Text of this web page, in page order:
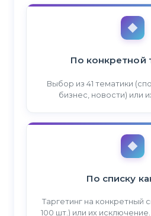
По конкретной
Выбор из 41 тематики
бизнес, новости) или
По списку
Таргетинг на конкретный
100 шт.) или их